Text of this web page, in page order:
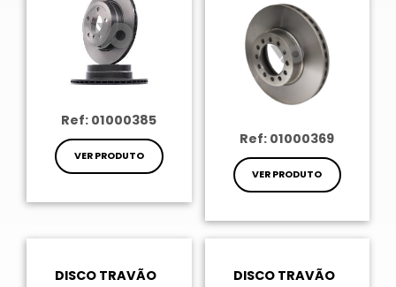
Ref: 01000385
VER PRODUTO
Ref: 01000369
VER PRODUTO
DISCO TRAVÃO
DISCO TRAVÃO